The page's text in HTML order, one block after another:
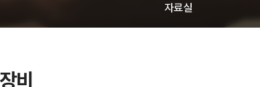
자료실
비